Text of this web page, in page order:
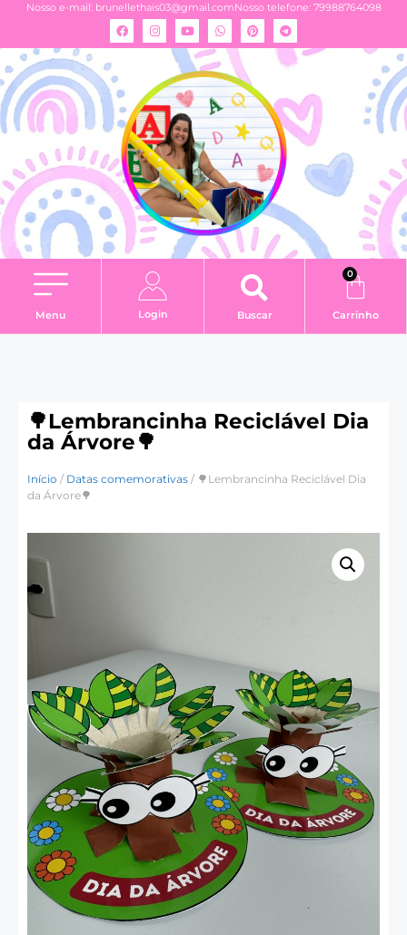
Nosso e-mail: brunellethais03@gmail.comNosso telefone: 79988764098
Menu Login Buscar
0
Carrinho
🌳Lembrancinha Reciclável Dia
da Árvore🌳
Início / Datas comemorativas / 🌳Lembrancinha Reciclável Dia
da Árvore🌳